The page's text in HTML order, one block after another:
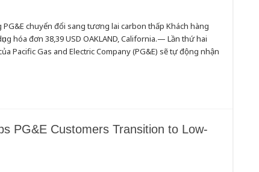
chuyển đổi sang tương lai carbon thấp Khách hàng
hóa đơn 38,39 USD OAKLAND, California.— Lần thứ hai
Pacific Gas and Electric Company (PG&E) sẽ tự động nhận
PG&E Customers Transition to Low-